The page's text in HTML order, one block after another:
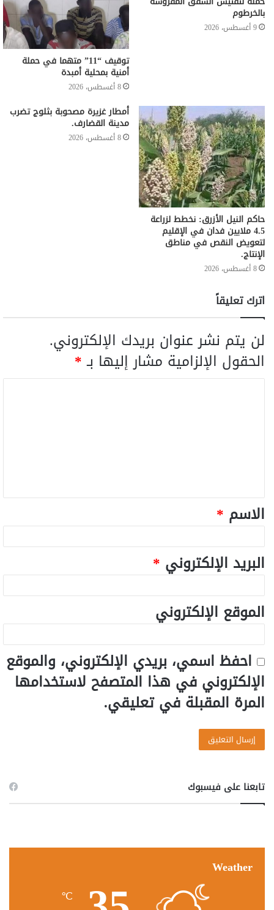
بالخرطوم
9 أغسطس، 2026
توقيف “11” متهما في حملة
أمنية بمحلية أمبدة
8 أغسطس، 2026
حاكم النيل الأزرق: نخطط لزراعة
4.5 ملايين فدان في الإقليم
لتعويض النقص في مناطق
الإنتاج.
8 أغسطس، 2026
أمطار غزيرة مصحوبة بثلوج تضرب
مدينة القضارف.
8 أغسطس، 2026
اترك تعليقاً
لن يتم نشر عنوان بريدك الإلكتروني.
الحقول الإلزامية مشار إليها بـ*
الاسم *
البريد الإلكتروني *
الموقع الإلكتروني
احفظ اسمي، بريدي الإلكتروني، والموقع
الإلكتروني في هذا المتصفح لاستخدامها
المرة المقبلة في تعليقي.
تابعنا على فيسبوك
Weather
℃